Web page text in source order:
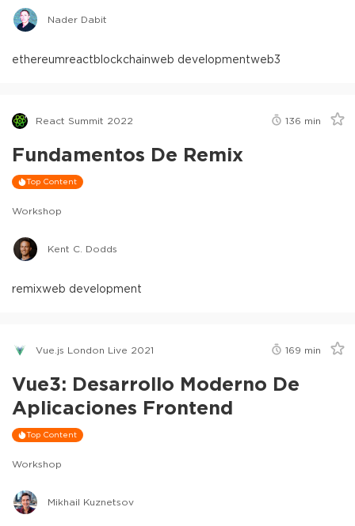
Nader Dabit
ethereumreactblockchainweb developmentweb3
React Summit 2022 136 min
Fundamentos De Remix
Top Content
Workshop
Kent C. Dodds
remixweb development
Vue.js London Live 2021 169 min
Vue3: Desarrollo Moderno De
Aplicaciones Frontend
Top Content
Workshop
Mikhail Kuznetsov